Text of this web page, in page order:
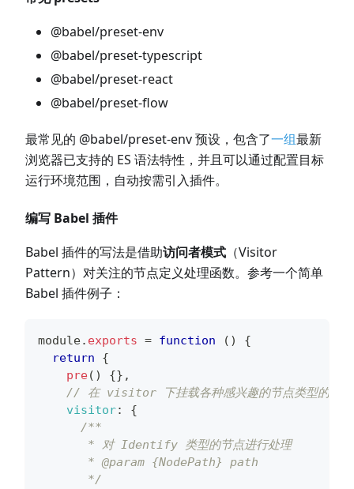
@babel/preset-env
@babel/preset-typescript
@babel/preset-react
@babel/preset-flow
最常见的 @babel/preset-env 预设，包含了一组最新
浏览器已支持的 ES 语法特性，并且可以通过配置目标
运行环境范围，自动按需引入插件。
编写 Babel 插件
Babel 插件的写法是借助访问者模式 （Visitor
Pattern）对关注的节点定义处理函数。参考一个简单
Babel 插件例子：
module. exports = function ( )
{
return
{
pre( ) {} ,
// 在 visitor 下挂载各种感兴趣的节点类型的监听
visitor:
{
/**
       * 对 Identify 类型的节点进行处理
       * @param {NodePath} path
       */